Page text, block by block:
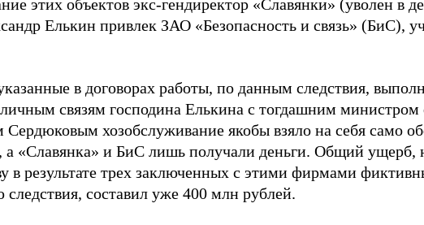
этих объектов экс-гендиректор «Славянки» (уволен в
Елькин привлек ЗАО «Безопасность и связь» (БиС),
в договорах работы, по данным следствия,
личным связям господина Елькина с тогдашним
Сердюковым хозобслуживание якобы взяло на себя само
а «Славянка» и БиС лишь получали деньги. Общий ущерб,
в результате трех заключенных с этими фирмами
составил уже 400 млн рублей.